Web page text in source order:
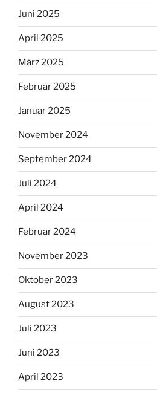
Juni 2025
April 2025
März 2025
Februar 2025
Januar 2025
November 2024
September 2024
Juli 2024
April 2024
Februar 2024
November 2023
Oktober 2023
August 2023
Juli 2023
Juni 2023
April 2023